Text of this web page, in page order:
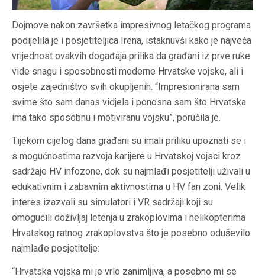
Dojmove nakon završetka impresivnog letačkog programa
podijelila je i posjetiteljica Irena, istaknuvši kako je najveća
vrijednost ovakvih događaja prilika da građani iz prve ruke
vide snagu i sposobnosti moderne Hrvatske vojske, ali i
osjete zajedništvo svih okupljenih. “Impresionirana sam
svime što sam danas vidjela i ponosna sam što Hrvatska
ima tako sposobnu i motiviranu vojsku”, poručila je.
Tijekom cijelog dana građani su imali priliku upoznati se i
s mogućnostima razvoja karijere u Hrvatskoj vojsci kroz
sadržaje HV infozone, dok su najmlađi posjetitelji uživali u
edukativnim i zabavnim aktivnostima u HV fan zoni. Velik
interes izazvali su simulatori i VR sadržaji koji su
omogućili doživljaj letenja u zrakoplovima i helikopterima
Hrvatskog ratnog zrakoplovstva što je posebno oduševilo
najmlađe posjetitelje:
“Hrvatska vojska mi je vrlo zanimljiva, a posebno mi se